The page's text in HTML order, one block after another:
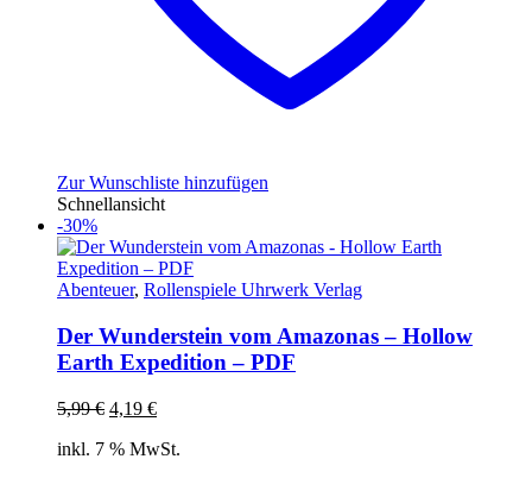
Zur Wunschliste hinzufügen
Schnellansicht
-30%
Abenteuer, Rollenspiele Uhrwerk Verlag
Der Wunderstein vom Amazonas – Hollow
Earth Expedition – PDF
5,99€ Ursprünglicher
war:
4,19 €Aktueller
ist:
inkl. 7 % MwSt.